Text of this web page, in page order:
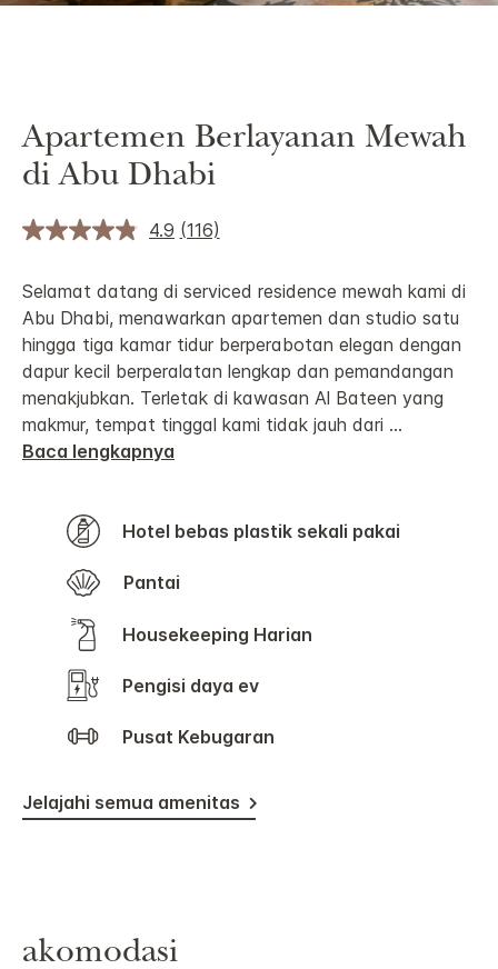
Apartemen Berlayanan Mewah
di Abu Dhabi
4.9 (116)
Selamat datang di serviced residence mewah kami di
Abu Dhabi, menawarkan apartemen dan studio satu
hingga tiga kamar tidur berperabotan elegan dengan
dapur kecil berperalatan lengkap dan pemandangan
menakjubkan. Terletak di kawasan Al Bateen yang
makmur, tempat tinggal kami tidak jauh dari ...
Baca lengkapnya
Hotel bebas plastik sekali pakai
Pantai
Housekeeping Harian
Pengisi daya ev
Pusat Kebugaran
Jelajahi semua amenitas
akomodasi